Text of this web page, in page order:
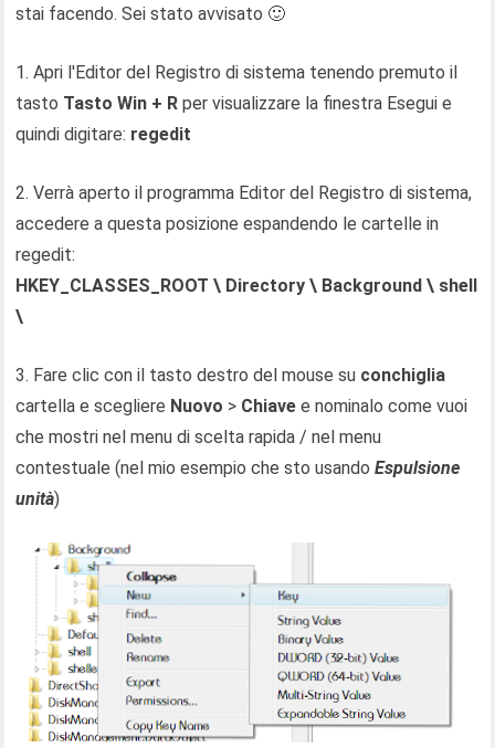
stai facendo. Sei stato avvisato 🙂
1. Apri l'Editor del Registro di sistema tenendo premuto il
tasto Tasto Win + R per visualizzare la finestra Esegui e
quindi digitare: regedit
2. Verrà aperto il programma Editor del Registro di sistema,
accedere a questa posizione espandendo le cartelle in
regedit:
HKEY_CLASSES_ROOT \ Directory \ Background \ shell
\
3. Fare clic con il tasto destro del mouse su conchiglia
cartella e scegliere Nuovo > Chiavee nominalo come vuoi
che mostri nel menu di scelta rapida / nel menu
contestuale (nel mio esempio che sto usandoEspulsione
unità)